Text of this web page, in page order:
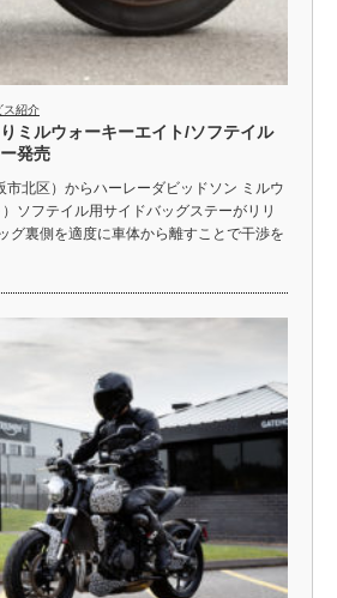
ス紹介
ミルウォーキーエイト/ソフテイル
発売
市北区）からハーレーダビッドソン ミルウ
ソフテイル用サイドバッグステーがリリ
グ裏側を適度に車体から離すことで干渉を